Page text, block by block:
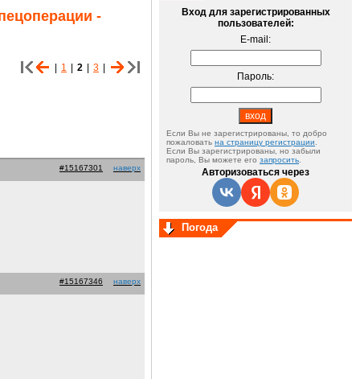
-
1 2 3
#15167301 наверх
#15167346 наверх
Вход для зарегистрированных
пользователей:
E-mail:
Пароль:
Если Вы не зарегистрированы, то добро
пожаловать на страницу регистрации
Если Вы зарегистрированы, но забыли
пароль, Вы можете его запросить
Авторизоваться через
Погода